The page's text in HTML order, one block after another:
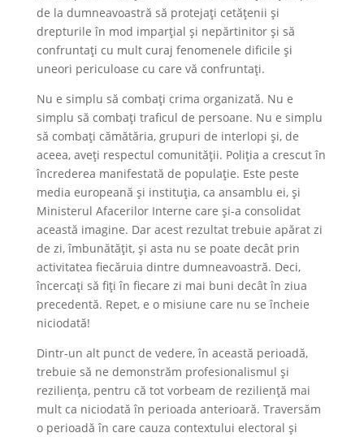
de la dumneavoastră să protejați cetățenii și
drepturile în mod imparțial și nepărtinitor și să
confruntați cu mult curaj fenomenele dificile și
uneori periculoase cu care vă confruntați.
Nu e simplu să combați crima organizată. Nu e
simplu să combați traficul de persoane. Nu e simplu
să combați cămătăria, grupuri de interlopi și, de
aceea, aveți respectul comunității. Poliția a crescut în
încrederea manifestată de populație. Este peste
media europeană și instituția, ca ansamblu ei, și
Ministerul Afacerilor Interne care și-a consolidat
această imagine. Dar acest rezultat trebuie apărat zi
de zi, îmbunătățit, și asta nu se poate decât prin
activitatea fiecăruia dintre dumneavoastră. Deci,
încercați să fiți în fiecare zi mai buni decât în ziua
precedentă. Repet, e o misiune care nu se încheie
niciodată!
Dintr-un alt punct de vedere, în această perioadă,
trebuie să ne demonstrăm profesionalismul și
reziliența, pentru că tot vorbeam de reziliență mai
mult ca niciodată în perioada anterioară. Traversăm
o perioadă în care cauza contextului electoral și